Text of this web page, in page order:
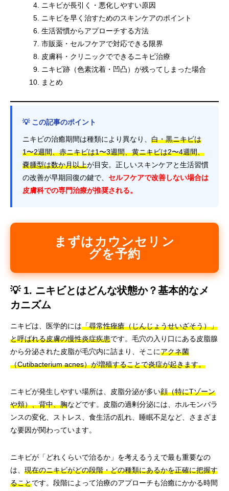
ニキビが長引く・悪化しやすい原因
ニキビを早く治すためのスキンケアのポイント
生活習慣からアプローチする方法
市販薬・セルフケアで対応できる限界
皮膚科・クリニックでできるニキビ治療
ニキビ跡（色素沈着・凹凸）が残ってしまった場合
まとめ
💡 この記事のポイント
ニキビの治癒期間は種類により異なり、 白・黒ニキビは
1〜2週間、赤ニキビは1〜3週間、黄ニキビは2〜4週間、
嚢腫型は数か月以上が目安。正しいスキンケアと生活習慣
の改善が早期回復の鍵で、 セルフケアで改善しない場合は
皮膚科での専門治療が推奨される。
まずはカウンセリン
グを予約
💡 1. ニキビとはどんな状態か？基本的なメ
カニズム
ニキビは、医学的には「尋常性痤瘡（じんじょうせいざそう）」
と呼ばれる皮膚の慢性炎症疾患です。毛穴の入り口にある皮脂腺
から分泌された皮脂が毛穴内に詰まり、そこにアクネ菌
（Cutibacterium acnes）が増殖することで炎症が起きます。
ニキビが発生しやすい場所は、皮脂分泌が多い顔（特にTゾーン
や頬）、背中、胸などです。皮脂の過剰分泌には、ホルモンバラ
ンスの変化、ストレス、食生活の乱れ、睡眠不足など、さまざま
な要因が関わっています。
ニキビが「どれくらいで治るか」を考えるうえで最も重要なの
は、 現在のニキビがどの段階・どの種類にあるかを正確に把握す
ることです。段階によって治療のアプローチも治癒にかかる時間